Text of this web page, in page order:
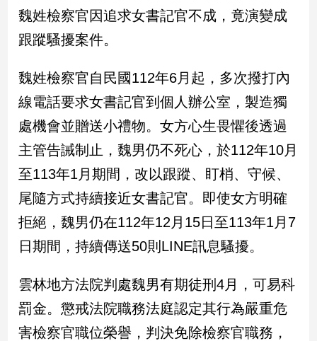
政
治
焦
品
點
民
調
國
會
點
觀
兩
岸/
國
魏姓檢察官因追求女書記官不成，竟演變成
跟蹤騷擾案件。
魏姓檢察官自民國112年6月起，多次撥打內
線電話要求女書記官到個人辦公室，製造獨
處機會並贈送小禮物。女方心生畏懼後透過
主管告誡制止，魏男仍不死心，於112年10月
至113年1月期間，改以跟蹤、盯梢、守候、
尾隨方式持續接近女書記官。即使女方明確
拒絕，魏男仍在112年12月15日至113年1月7
日期間，持續傳送50則LINE訊息騷擾。
雲林地方法院判處魏男有期徒刑4月，可易科
罰金。懲戒法院職務法庭認定其行為嚴重危
害檢察官職位榮譽，判決免除檢察官職務，